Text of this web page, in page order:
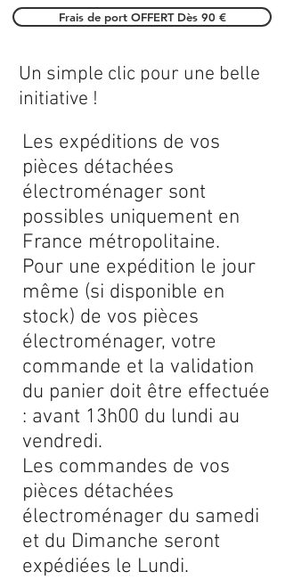
Frais de port OFFERT Dès 90 €
Les expéditions de vos
pièces détachées
électroménager sont
possibles uniquement en
France métropolitaine.
Pour une expédition le jour
même (si disponible en
stock) de vos pièces
électroménager, votre
commande et la validation
du panier doit être effectuée
: avant 13h00 du lundi au
vendredi.
Les commandes de vos
pièces détachées
électroménager du samedi
et du Dimanche seront
expédiées le Lundi.
Un simple clic pour une belle
initiative !